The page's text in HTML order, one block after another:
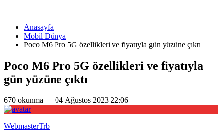
Anasayfa
Mobil Dünya
Poco M6 Pro 5G özellikleri ve fiyatıyla gün yüzüne çıktı
Poco M6 Pro 5G özellikleri ve fiyatıyla
gün yüzüne çıktı
670 okunma — 04 Ağustos 2023 22:06
WebmasterTrb